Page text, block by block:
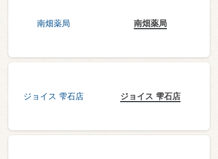
南畑薬局
ジョイス 雫石店